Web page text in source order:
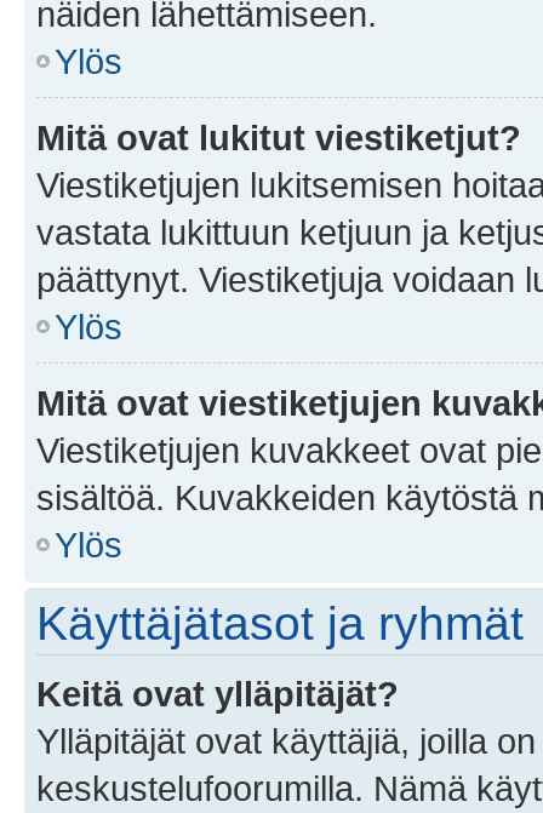
näiden lähettämiseen.
Ylös
Mitä ovat lukitut viestiketjut?
Viestiketjujen lukitsemisen
vastata lukittuun ketjuun ja
päättynyt. Viestiketjuja voidaan
Ylös
Mitä ovat viestiketjujen
Viestiketjujen kuvakkeet ovat
sisältöä. Kuvakkeiden käytöstä
Ylös
Käyttäjätasot ja ryhmät
Keitä ovat ylläpitäjät?
Ylläpitäjät ovat käyttäjiä, joilla
keskustelufoorumilla. Nämä